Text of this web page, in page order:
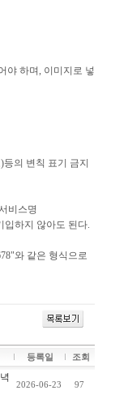
야 하며, 이미지로 넣
의 변칙 표기 금지
비스명
입하지 않아도 된다.
와 같은 형식으로
등록일 조회
2026-06-23 97